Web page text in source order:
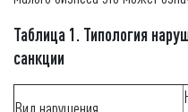
Таблица 1. Типология
санкции